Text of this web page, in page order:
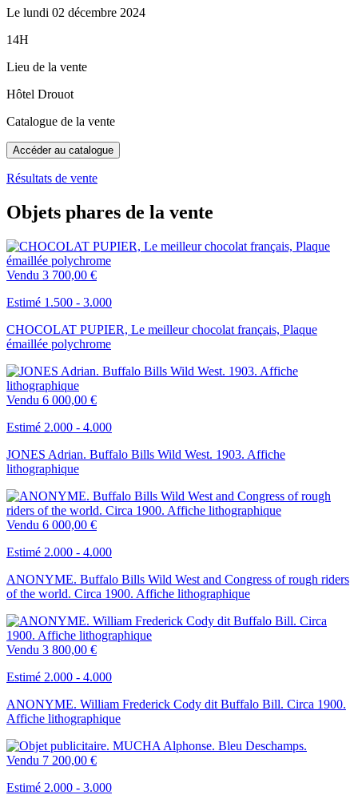
Le lundi 02 décembre 2024
14H
Lieu de la vente
Hôtel Drouot
Catalogue de la vente
Accéder au catalogue
Résultats de vente
Objets phares de la vente
Vendu 3 700,00 €
Estimé 1.500 - 3.000
CHOCOLAT PUPIER, Le meilleur chocolat français, Plaque
émaillée polychrome
Vendu 6 000,00 €
Estimé 2.000 - 4.000
JONES Adrian. Buffalo Bills Wild West. 1903. Affiche
lithographique
Vendu 6 000,00 €
Estimé 2.000 - 4.000
ANONYME. Buffalo Bills Wild West and Congress of rough riders
of the world. Circa 1900. Affiche lithographique
Vendu 3 800,00 €
Estimé 2.000 - 4.000
ANONYME. William Frederick Cody dit Buffalo Bill. Circa 1900.
Affiche lithographique
Vendu 7 200,00 €
Estimé 2.000 - 3.000